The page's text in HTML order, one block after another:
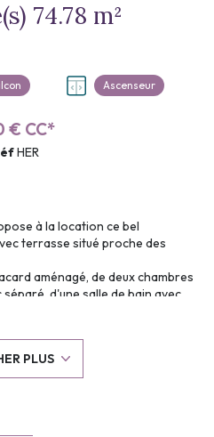
chambre(s) 74.78 m²
Ascenseur
€ CC*
HER
à la location ce bel
terrasse situé proche des
aménagé, de deux chambres
d'une salle de bain avec
de l'immeuble.
PLUS